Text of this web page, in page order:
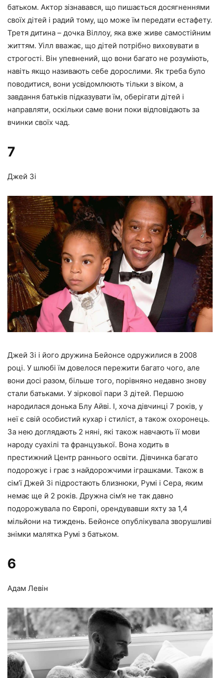
батьком. Актор зізнавався, що пишається досягненнями
своїх дітей і радий тому, що може їм передати естафету.
Третя дитина – дочка Віллоу, яка вже живе самостійним
життям. Уілл вважає, що дітей потрібно виховувати в
строгості. Він упевнений, що вони багато не розуміють,
навіть якщо називають себе дорослими. Як треба було
поводитися, вони усвідомлюють тільки з віком, а
завдання батьків підказувати їм, оберігати дітей і
направляти, оскільки саме вони поки відповідають за
вчинки своїх чад.
7
Джей Зі
Джей Зі і його дружина Бейонсе одружилися в 2008
році. У шлюбі їм довелося пережити багато чого, але
вони досі разом, більше того, порівняно недавно знову
стали батьками. У зіркової пари 3 дітей. Першою
народилася донька Блу Айві. І, хоча дівчинці 7 років, у
неї є свій особистий кухар і стиліст, а також охоронець.
За нею доглядають 2 няні, які також навчають її мови
народу суахілі та французької. Вона ходить в
престижний Центр раннього освіти. Дівчинка багато
подорожує і грає з найдорожчими іграшками. Також в
сім’ї Джей Зі підростають близнюки, Румі і Сера, яким
немає ще й 2 років. Дружна сім’я не так давно
подорожувала по Європі, орендувавши яхту за 1,4
мільйони на тиждень. Бейонсе опублікувала зворушливі
знімки малятка Румі з батьком.
6
Адам Левін